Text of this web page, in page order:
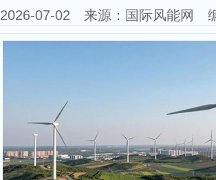
2026-07-02 来源：国际风能网